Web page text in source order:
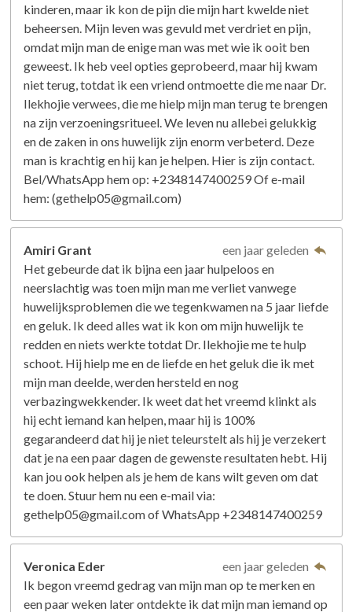
kinderen, maar ik kon de pijn die mijn hart kwelde niet
beheersen. Mijn leven was gevuld met verdriet en pijn,
omdat mijn man de enige man was met wie ik ooit ben
geweest. Ik heb veel opties geprobeerd, maar hij kwam
niet terug, totdat ik een vriend ontmoette die me naar Dr.
Ilekhojie verwees, die me hielp mijn man terug te brengen
na zijn verzoeningsritueel. We leven nu allebei gelukkig
en de zaken in ons huwelijk zijn enorm verbeterd. Deze
man is krachtig en hij kan je helpen. Hier is zijn contact.
Bel/WhatsApp hem op: +2348147400259 Of e-mail
hem: (gethelp05@gmail.com)
Amiri Grant
een jaar geleden
Het gebeurde dat ik bijna een jaar hulpeloos en
neerslachtig was toen mijn man me verliet vanwege
huwelijksproblemen die we tegenkwamen na 5 jaar liefde
en geluk. Ik deed alles wat ik kon om mijn huwelijk te
redden en niets werkte totdat Dr. Ilekhojie me te hulp
schoot. Hij hielp me en de liefde en het geluk die ik met
mijn man deelde, werden hersteld en nog
verbazingwekkender. Ik weet dat het vreemd klinkt als
hij echt iemand kan helpen, maar hij is 100%
gegarandeerd dat hij je niet teleurstelt als hij je verzekert
dat je na een paar dagen de gewenste resultaten hebt. Hij
kan jou ook helpen als je hem de kans wilt geven om dat
te doen. Stuur hem nu een e-mail via:
gethelp05@gmail.com of WhatsApp +2348147400259
Veronica Eder
een jaar geleden
Ik begon vreemd gedrag van mijn man op te merken en
een paar weken later ontdekte ik dat mijn man iemand op